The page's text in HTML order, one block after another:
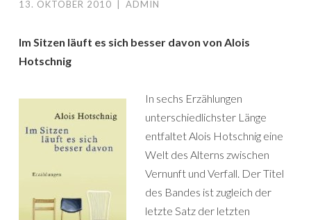
13. OKTOBER 2010 ADMIN
Im Sitzen läuft es sich besser davon von Alois
Hotschnig
In sechs Erzählungen
unterschiedlichster Länge
entfaltet Alois Hotschnig eine
Welt des Alterns zwischen
Vernunft und Verfall. Der Titel
des Bandes ist zugleich der
letzte Satz der letzten